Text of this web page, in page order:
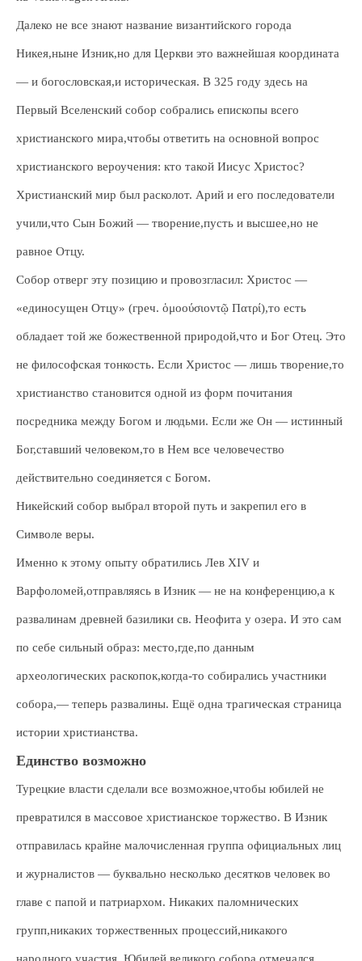
Далеко не все знают название византийского города
Никея,ныне Изник,но для Церкви это важнейшая координата
— и богословская,и историческая. В 325 году здесь на
Первый Вселенский собор собрались епископы всего
христианского мира,чтобы ответить на основной вопрос
христианского вероучения: кто такой Иисус Христос?
Христианский мир был расколот. Арий и его последователи
учили,что Сын Божий — творение,пусть и высшее,но не
равное Отцу.
Собор отверг эту позицию и провозгласил: Христос —
«единосущен Отцу» (греч. ὁμοούσιοντῷ Πατρί),то есть
обладает той же божественной природой,что и Бог Отец. Это
не философская тонкость. Если Христос — лишь творение,то
христианство становится одной из форм почитания
посредника между Богом и людьми. Если же Он — истинный
Бог,ставший человеком,то в Нем все человечество
действительно соединяется с Богом.
Никейский собор выбрал второй путь и закрепил его в
Символе веры.
Именно к этому опыту обратились Лев XIV и
Варфоломей,отправляясь в Изник — не на конференцию,а к
развалинам древней базилики св. Неофита у озера. И это сам
по себе сильный образ: место,где,по данным
археологических раскопок,когда-то собирались участники
собора,— теперь развалины. Ещё одна трагическая страница
истории христианства.
Единство возможно
Турецкие власти сделали все возможное,чтобы юбилей не
превратился в массовое христианское торжество. В Изник
отправилась крайне малочисленная группа официальных лиц
и журналистов — буквально несколько десятков человек во
главе с папой и патриархом. Никаких паломнических
групп,никаких торжественных процессий,никакого